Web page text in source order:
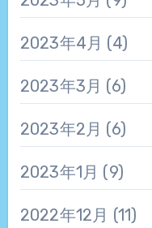
2023年4月 (4)
2023年3月 (6)
2023年2月 (6)
2023年1月 (9)
2022年12月 (11)